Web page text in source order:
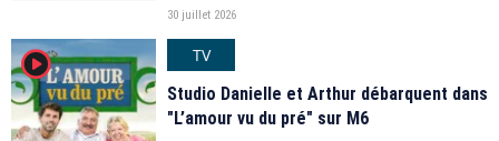
30 juillet 2026
player2
TV
Studio Danielle et Arthur débarquent dans
"L’amour vu du pré" sur M6